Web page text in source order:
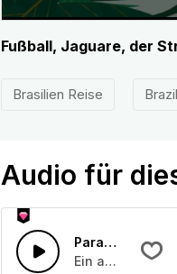
Fußball, Jaguare, der
Brasilien Reise Brazil
Audio für
Paradies
Ein